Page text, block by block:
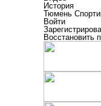
История
Тюмень
Войти
Восстановить